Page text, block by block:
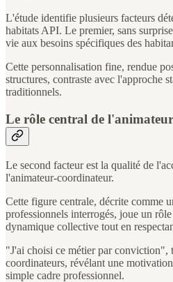
L'étude identifie plusieurs facteurs
habitats API. Le premier, sans
vie aux besoins spécifiques des
Cette personnalisation fine, rendue
structures, contraste avec l'approche
traditionnels.
Le rôle central de
Le second facteur est la qualité de
l'animateur-coordinateur.
Cette figure centrale, décrite comme
professionnels interrogés, joue un
dynamique collective tout en
"J'ai choisi ce métier par conviction",
coordinateurs, révélant une
simple cadre professionnel.